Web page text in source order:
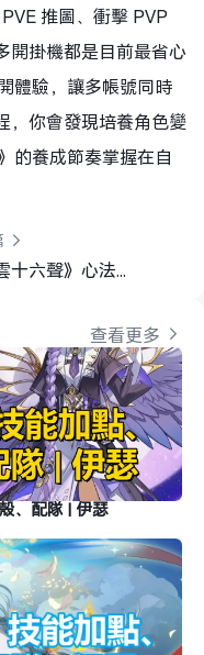
推圖、衝擊 PVP
開掛機都是目前最省心
體驗，讓多帳號同時
，你會發現培養角色變
的養成節奏掌握在自
《燕雲十六聲》心法全解： 獲取方式、流派必留心法及分解建議
查看更多
、配隊 | 伊瑟